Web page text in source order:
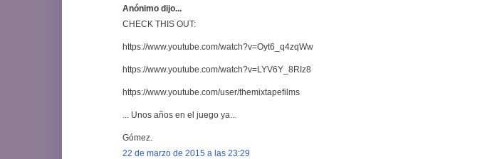
Anónimo dijo...
CHECK THIS OUT:
https://www.youtube.com/watch?v=Oyt6_q4zqWw
https://www.youtube.com/watch?v=LYV6Y_8RIz8
https://www.youtube.com/user/themixtapefilms
... Unos años en el juego ya...
Gómez.
22 de marzo de 2015 a las 23:29